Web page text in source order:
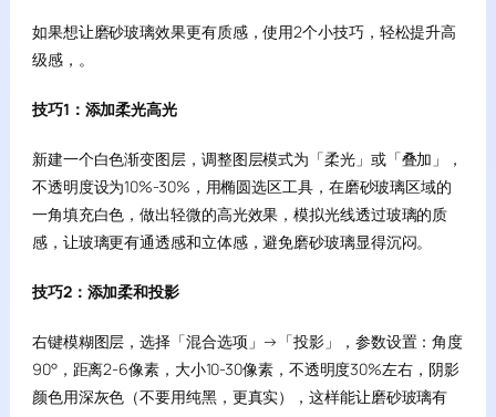
如果想让磨砂玻璃效果更有质感，使用2个小技巧，轻松提升高
级感，。
技巧1：添加柔光高光
新建一个白色渐变图层，调整图层模式为「柔光」或「叠加」，
不透明度设为10%-30%，用椭圆选区工具，在磨砂玻璃区域的
一角填充白色，做出轻微的高光效果，模拟光线透过玻璃的质
感，让玻璃更有通透感和立体感，避免磨砂玻璃显得沉闷。
技巧2：添加柔和投影
右键模糊图层，选择「混合选项」→「投影」，参数设置：角度
90°，距离2-6像素，大小10-30像素，不透明度30%左右，阴影
颜色用深灰色（不要用纯黑，更真实），这样能让磨砂玻璃有